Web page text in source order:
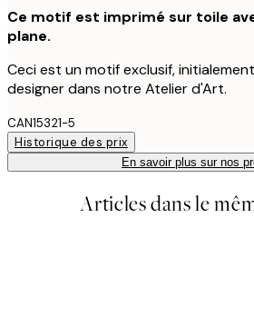
Ce motif est imprimé sur toile
plane.
Ceci est un motif exclusif,
designer dans notre Atelier d'Art.
CAN15321-5
Historique des prix
En savoir plus sur nos
Articles dans le